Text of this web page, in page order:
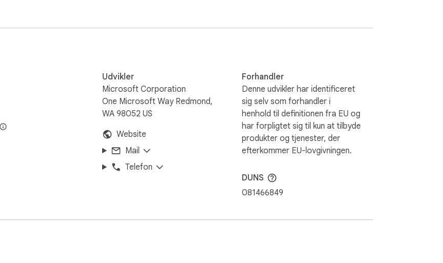
Udvikler
Microsoft Corporation
One Microsoft Way Redmond,
WA 98052 US
Website
Mail
Telefon
Forhandler
Denne udvikler har identificeret
sig selv som forhandler i
henhold til definitionen fra EU og
har forpligtet sig til kun at tilbyde
produkter og tjenester, der
efterkommer EU-lovgivningen.
DUNS
081466849